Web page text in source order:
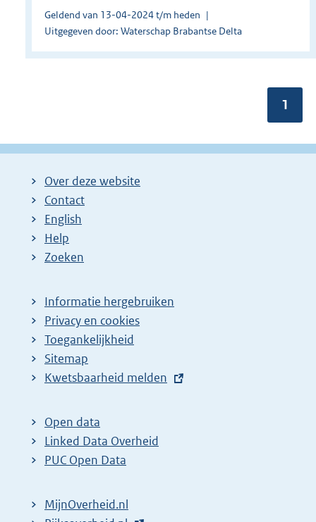
Geldend van 13-04-2024 t/m heden
Uitgegeven door: Waterschap Brabantse Delta
1
Over deze website
Contact
English
Help
Zoeken
Informatie hergebruiken
Privacy en cookies
Toegankelijkheid
Sitemap
E
t
e
r
l
Kwetsbaarheid melden
Open data
Linked Data Overheid
PUC Open Data
MijnOverheid.nl